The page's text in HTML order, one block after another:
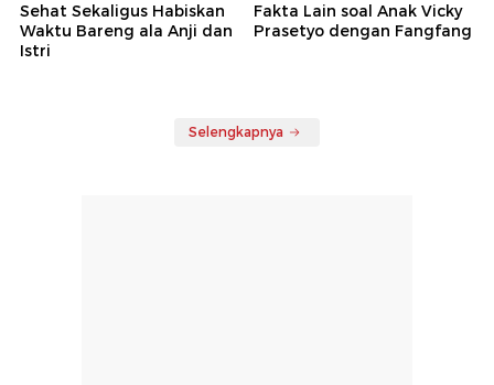
Sehat Sekaligus Habiskan
Waktu Bareng ala Anji dan
Istri
Fakta Lain soal Anak Vicky
Prasetyo dengan Fangfang
Selengkapnya